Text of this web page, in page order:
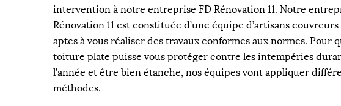
intervention à notre entreprise FD Rénovation 11. Notre
Rénovation 11 est constituée d’une équipe d’artisans
aptes à vous réaliser des travaux conformes aux normes. Pour
toiture plate puisse vous protéger contre les intempéries
l’année et être bien étanche, nos équipes vont appliquer
méthodes.